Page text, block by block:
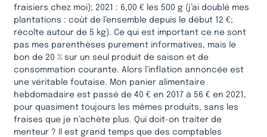
fraisiers chez moi); 2021 : 6,00 € les 500 g (j’ai doublé mes
plantations : coût de l’ensemble depuis le début 12 €;
récolte autour de 5 kg). Ce qui est important ce ne sont
pas mes parenthèses purement informatives, mais le
bon de 20 % sur un seul produit de saison et de
consommation courante. Alors l’inflation annoncée est
une véritable foutaise. Mon panier alimentaire
hebdomadaire est passé de 40 € en 2017 à 56 € en 2021,
pour quasiment toujours les mêmes produits, sans les
fraises que je n’achète plus. Qui doit-on traiter de
menteur ? Il est grand temps que des comptables